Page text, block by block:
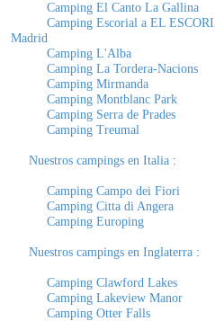
Camping El Canto La Gallina
Camping Escorial a EL
Madrid
Camping L'Alba
Camping La Tordera-Nacions
Camping Mirmanda
Camping Montblanc Park
Camping Serra de Prades
Camping Treumal
Nuestros campings en Italia:
Camping Campo dei Fiori
Camping Citta di Angera
Camping Europing
Nuestros campings en Inglaterra:
Camping Clawford Lakes
Camping Lakeview Manor
Camping Otter Falls